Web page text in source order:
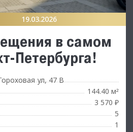
19.03.2026
в самом
Петербурга!
ул, 47 В
144.40 м²
3 570 ₽
5
1